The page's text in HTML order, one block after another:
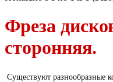
Фреза
сторонняя.
Существуют разнообразные